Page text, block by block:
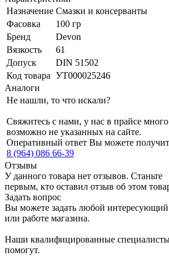
Назначение Смазки и консерванты
Фасовка
100 гр
Бренд
Devon
Вязкость
61
Допуск
DIN 51502
Код товара УТ000025246
Аналоги
Не нашли, то что искали?
Свяжитесь с нами, у нас в прайсе
возможно не указанных на сайте.
Оперативный ответ Вы можете
8 (964) 086 66-39
Отзывы
У данного товара нет отзывов. Станьте
первым, кто оставил отзыв об этом
Задать вопрос
Вы можете задать любой интересующий
или работе магазина.
Наши квалифицированные специалисты
помогут.